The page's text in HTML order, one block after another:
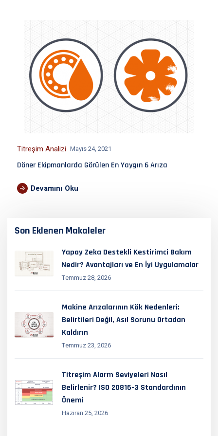
Titreşim Analizi Mayıs 24, 2021
Döner Ekipmanlarda Görülen En Yaygın 6 Arıza
Devamını Oku
Son Eklenen Makaleler
Yapay Zeka Destekli Kestirimci Bakım
Nedir? Avantajları ve En İyi Uygulamalar
Temmuz 28, 2026
Makine Arızalarının Kök Nedenleri:
Belirtileri Değil, Asıl Sorunu Ortadan
Kaldırın
Temmuz 23, 2026
Titreşim Alarm Seviyeleri Nasıl
Belirlenir? ISO 20816-3 Standardının
Önemi
Haziran 25, 2026